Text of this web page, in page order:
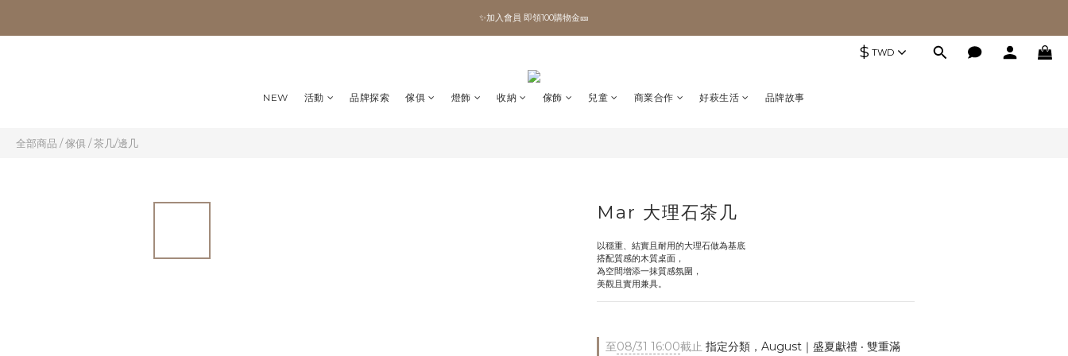
✨加入會員 即領100購物金🎫
✨加入會員 即領100購物金🎫
$ TWD
NEW 活動 品牌探索 傢俱 燈飾 收納 傢飾 兒童 商業合作 好萩生活 品牌故事
全部商品 /傢俱/茶几/邊几
Mar 大理石茶几
以穩重、結實且耐用的大理石做為基底
搭配質感的木質桌面，
為空間增添一抹質感氛圍，
美觀且實用兼具。
至08/31 16:00截止 指定分類，August｜盛夏獻禮 ‧ 雙重滿